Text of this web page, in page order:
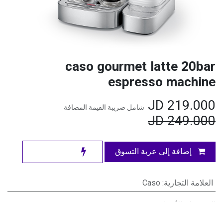
caso gourmet latte 20bar
espresso machine
219.000
شامل ضريبة القيمة المضافة
249.000
JD
إضافة إلى عربة التسوق
العلامة التجارية:
Caso